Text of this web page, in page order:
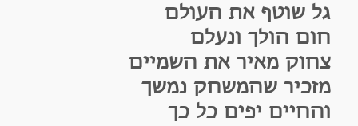
שוטף את העולם
הולך ונעלם
מאיר את השמיים
שהמשחק נמשך
יפים כל כך